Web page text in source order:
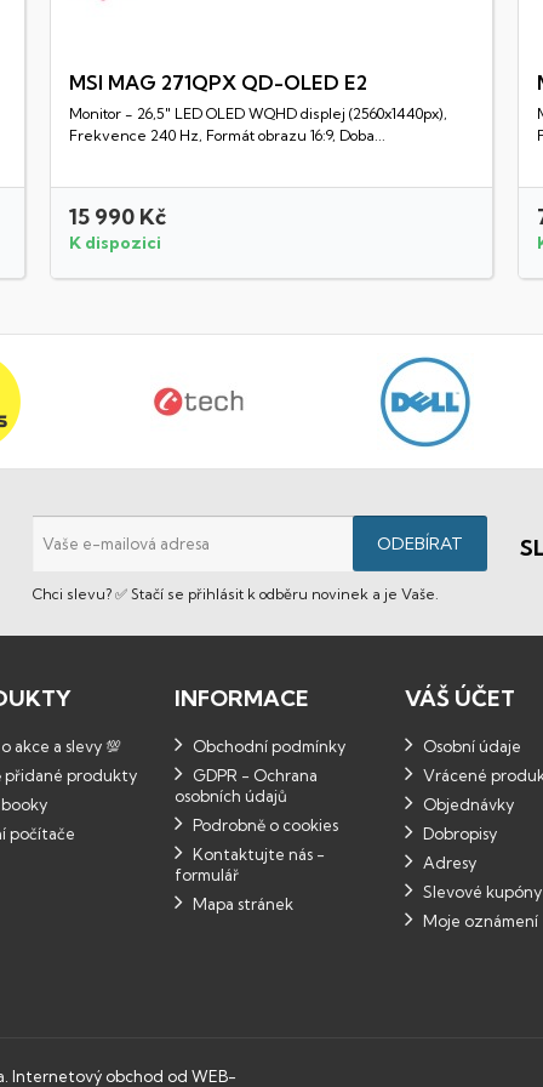
Rychlý náhled
MSI MAG 271QPX QD-OLED E2
Monitor - 26,5" LED OLED WQHD displej (2560x1440px),
Frekvence 240 Hz, Formát obrazu 16:9, Doba...
15 990 Kč
K dispozici
Chci slevu? ✅ Stačí se přihlásit k odběru novinek a je Vaše.
akce a slevy 💯
přidané produkty
počítače
INFORMACE
Obchodní podmínky
GDPR - Ochrana
osobních údajů
Podrobně o cookies
Kontaktujte nás -
formulář
Mapa stránek
VÁŠ ÚČET
Osobní údaje
Vrácené
Objednávky
Dobropisy
Adresy
Slevové kupóny
Moje oznámení
Internetový obchod od WEB-